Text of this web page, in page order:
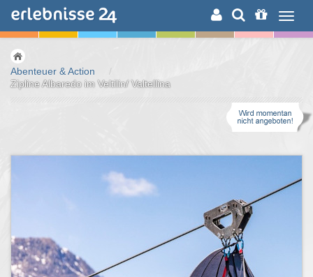
ERLEBNISSUCHE
Abenteuer & Action
/
Zipline Albaredo im Veltilin/ Valtellina